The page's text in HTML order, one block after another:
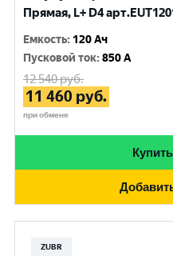
Прямая, L+ D4
Емкость: 120 Ач
Пусковой ток:850 A
12 540руб.
11 460 руб.
при обмене
ZUBR